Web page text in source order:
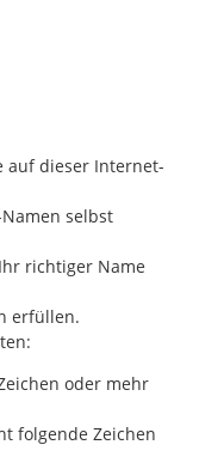
auf dieser Internet-
selbst
richtiger Name
erfüllen.
oder mehr
folgende Zeichen